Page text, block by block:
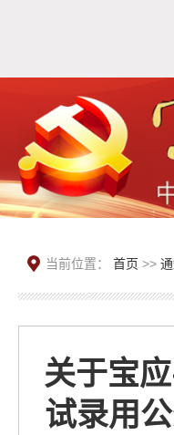
当前位置： 首页 >>
关于宝
试录用